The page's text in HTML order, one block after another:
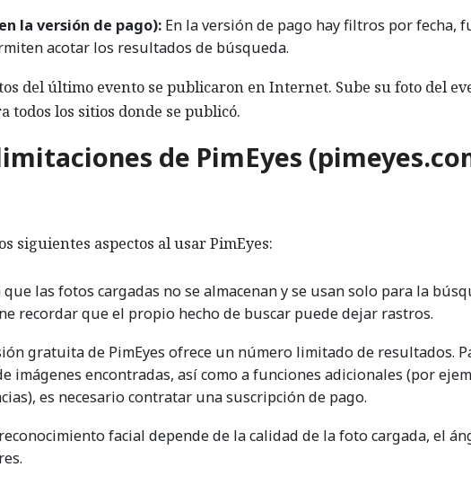
la versión de pago): En la versión de pago hay filtros por fecha,
acotar los resultados de búsqueda.
del último evento se publicaron en Internet. Sube su foto del
todos los sitios donde se publicó.
de PimEyes
siguientes aspectos al usar PimEyes:
que las fotos cargadas no se almacenan y se usan solo para la
recordar que el propio hecho de buscar puede dejar rastros.
gratuita de PimEyes ofrece un número limitado de resultados.
imágenes encontradas, así como a funciones adicionales (por
es necesario contratar una suscripción de pago.
facial depende de la calidad de la foto cargada, el